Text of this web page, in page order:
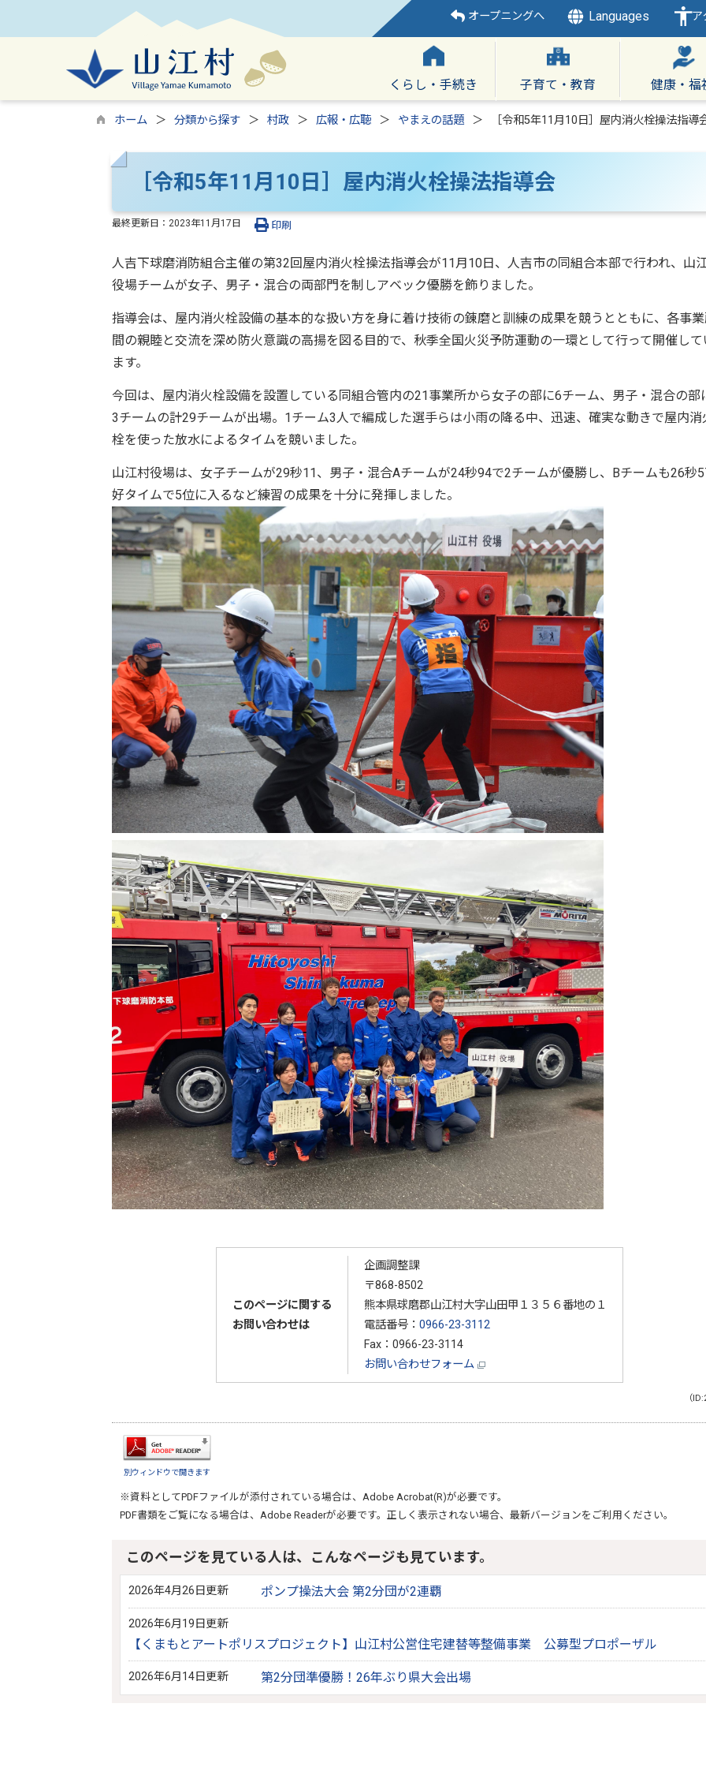
オープニングへ Languages ア
くらし・手続き 子育て・教育 健康・福
ホーム 分類から探す 村政 広報・広聴 やまえの話題 ［令和5年11月10日］屋内消火栓操法指導
［令和5年11月10日］屋内消火栓操法指導会
最終更新日： 2023年11月17日 印刷
人吉下球磨消防組合主催の第32回屋内消火栓操法指導会が11月10日、人吉市の同組合本部で行われ、山
役場チームが女子、男子・混合の両部門を制しアベック優勝を飾りました。
指導会は、屋内消火栓設備の基本的な扱い方を身に着け技術の錬磨と訓練の成果を競うとともに、各事
間の親睦と交流を深め防火意識の高揚を図る目的で、秋季全国火災予防運動の一環として行って開催して
ます。
今回は、屋内消火栓設備を設置している同組合管内の21事業所から女子の部に6チーム、男子・混合の部
3チームの計29チームが出場。1チーム3人で編成した選手らは小雨の降る中、迅速、確実な動きで屋内消
栓を使った放水によるタイムを競いました。
山江村役場は、女子チームが29秒11、男子・混合Aチームが24秒94で2チームが優勝し、Bチームも26秒
好タイムで5位に入るなど練習の成果を十分に発揮しました。
このページに関する
お問い合わせは
企画調整課
〒868-8502
熊本県球磨郡山江村大字山田甲１３５６番地の１
電話番号： 0966-23-3112
Fax：0966-23-3114
お問い合わせフォーム
（
別ウィンドウで開きます
※資料としてPDFファイルが添付されている場合は、 Adobe Acrobat(R)が必要です。
PDF書類をご覧になる場合は、 Adobe Readerが必要です。正しく表示されない場合、最新バージョンをご利用ください。
このページを見ている人は、こんなページも見ています。
2026年4月26日更新 ポンプ操法大会 第2分団が2連覇
2026年6月19日更新
【くまもとアートポリスプロジェクト】山江村公営住宅建替等整備事業 公募型プロポーザル
2026年6月14日更新 第2分団準優勝！26年ぶり県大会出場